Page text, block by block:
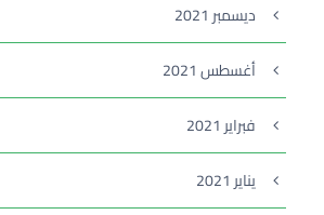
ديسمبر 2021
أغسطس 2021
فبراير 2021
يناير 2021